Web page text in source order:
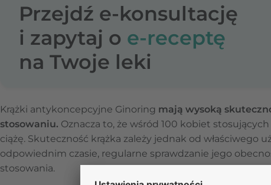
Przejdź e-konsultację
i zapytaj o e-receptę
na Twoje leki
Krążki antykoncepcyjne Ginoring mają wysoką
stosowaniu. Oznacza to, że wśród 100 kobiet
ciążę. Skuteczność krążka zależy jednak od właściwego
odpowiednim czasie, regularne sprawdzanie jego
stosowania.